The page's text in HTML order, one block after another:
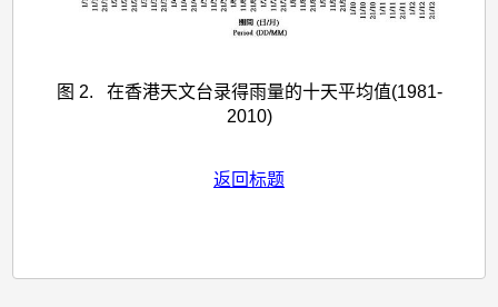
图 2. 在香港天文台录得雨量的十天平均值(1981-
2010)
返回标题